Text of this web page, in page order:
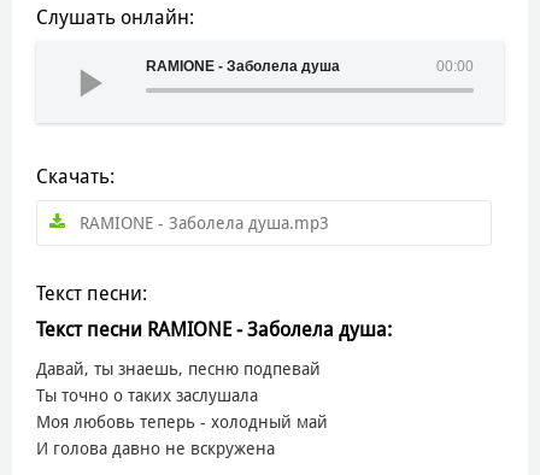
Слушать онлайн:
00:00
RAMIONE - Заболела душа
Скачать:
RAMIONE - Заболела душа.mp3
Текст песни:
Текст песни RAMIONE - Заболела душа:
Давай, ты знаешь, песню подпевай
Ты точно о таких заслушала
Моя любовь теперь - холодный май
И голова давно не вскружена